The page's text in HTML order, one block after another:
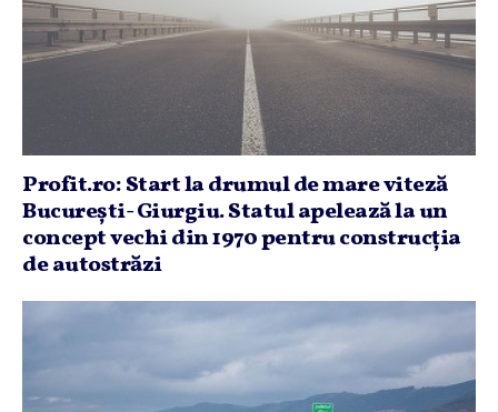
Profit.ro: Start la drumul de mare viteză
Bucureşti- Giurgiu. Statul apelează la un
concept vechi din 1970 pentru construcţia
de autostrăzi